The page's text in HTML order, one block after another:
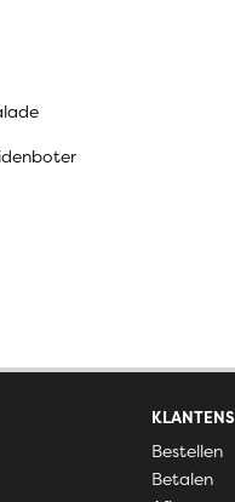
Bestellen
Betalen